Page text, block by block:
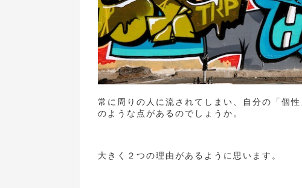
常に周りの人に流されてしまい、自分の「個
のような点があるのでしょうか。
大きく２つの理由があるように思います。